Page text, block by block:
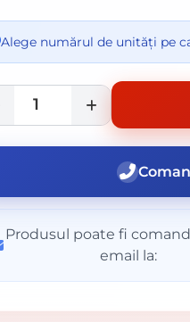
Alege numărul de unități pe
Produsul poate fi
email la: